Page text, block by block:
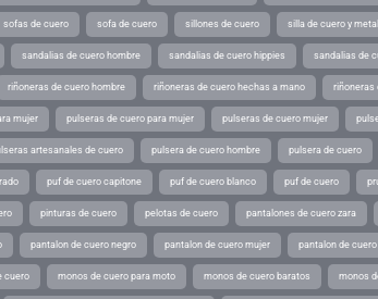
sofas de cuero sofa de cuero sillones de cuero silla de cuero y metal
sandalias de cuero hombre sandalias de cuero hippies sandalias de
riñoneras de cuero hombre riñoneras de cuero hechas a mano riñoneras
mujer pulseras de cuero para mujer pulseras de cuero mujer
artesanales de cuero pulsera de cuero hombre pulsera de cuero
puf de cuero capitone puf de cuero blanco puf de cuero
pinturas de cuero pelotas de cuero pantalones de cuero zara
pantalon de cuero negro pantalon de cuero mujer pantalon de
cuero monos de cuero para moto monos de cuero baratos monos